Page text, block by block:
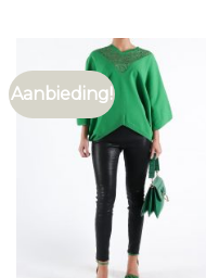
Aanbieding!